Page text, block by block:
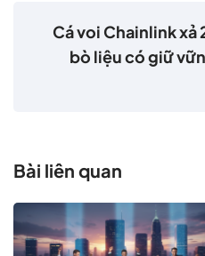
Cá voi Chainlink xả
bò liệu có giữ
Bài liên quan